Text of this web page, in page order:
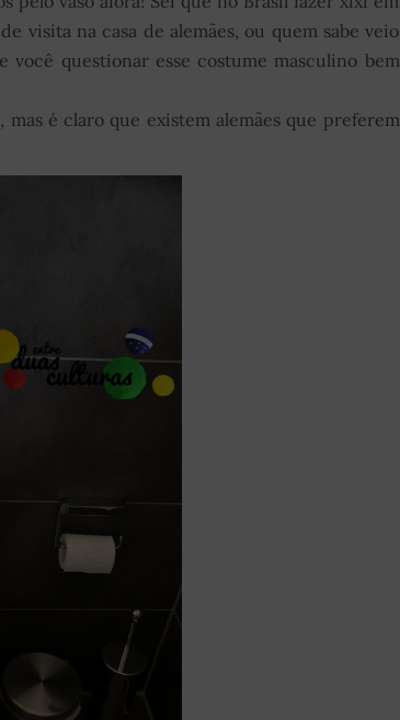
visita na casa de alemães, ou quem sabe veio
você questionar esse costume masculino bem
mas é claro que existem alemães que preferem